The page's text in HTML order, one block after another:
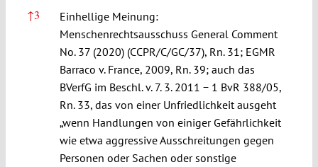
↑3
Einhellige Meinung:
Menschenrechtsausschuss General Comment
No. 37 (2020) (CCPR/C/GC/37), Rn. 31; EGMR
Barraco v. France, 2009, Rn. 39; auch das
BVerfG im Beschl. v. 7. 3. 2011 − 1 BvR 388/05,
Rn. 33, das von einer Unfriedlichkeit ausgeht
„wenn Handlungen von einiger Gefährlichkeit
wie etwa aggressive Ausschreitungen gegen
Personen oder Sachen oder sonstige